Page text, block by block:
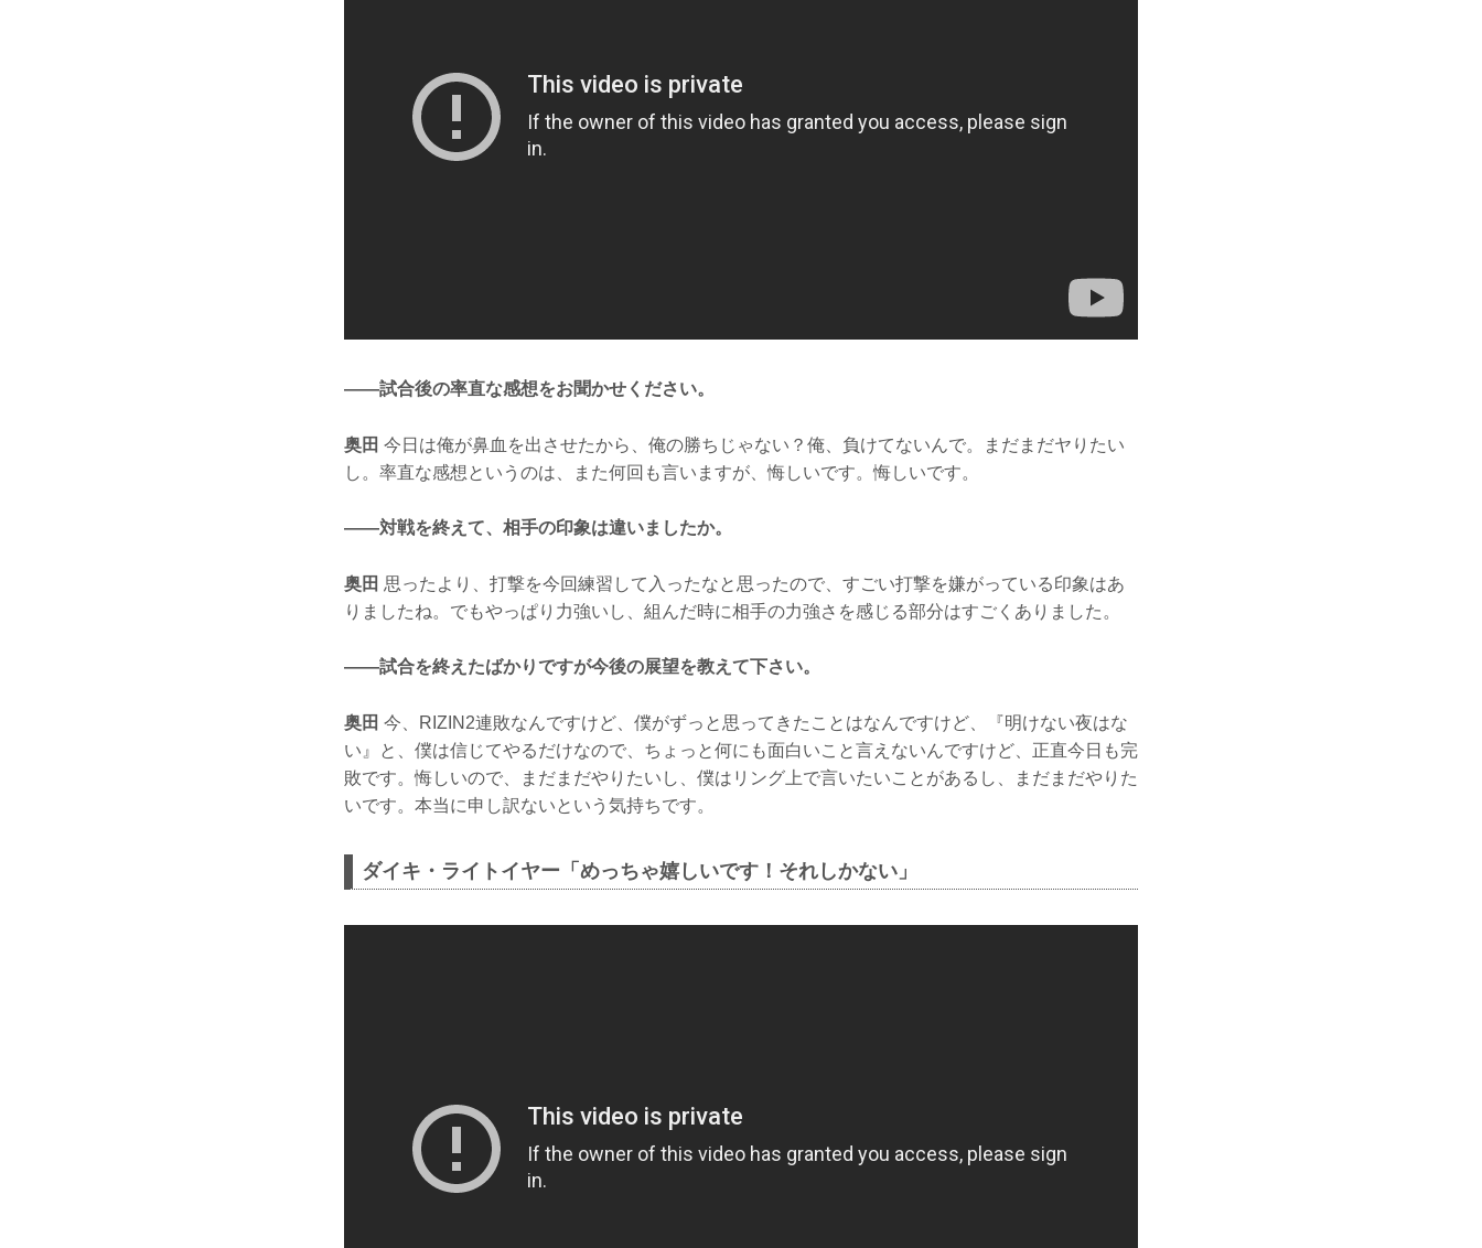
——試合後の率直な感想をお聞かせください。
奥田 今日は俺が鼻血を出させたから、俺の勝ちじゃない？俺、負けてないんで。まだまだヤりたい
し。率直な感想というのは、また何回も言いますが、悔しいです。悔しいです。
——対戦を終えて、相手の印象は違いましたか。
奥田 思ったより、打撃を今回練習して入ったなと思ったので、すごい打撃を嫌がっている印象はあ
りましたね。でもやっぱり力強いし、組んだ時に相手の力強さを感じる部分はすごくありました。
——試合を終えたばかりですが今後の展望を教えて下さい。
奥田 今、RIZIN2連敗なんですけど、僕がずっと思ってきたことはなんですけど、『明けない夜はな
い』と、僕は信じてやるだけなので、ちょっと何にも面白いこと言えないんですけど、正直今日も完
敗です。悔しいので、まだまだやりたいし、僕はリング上で言いたいことがあるし、まだまだやりた
いです。本当に申し訳ないという気持ちです。
ダイキ・ライトイヤー「めっちゃ嬉しいです！それしかない」